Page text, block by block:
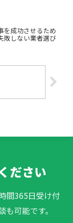
を成功させるため
敗しない業者選び
ださい
間365日受け付
可能です。